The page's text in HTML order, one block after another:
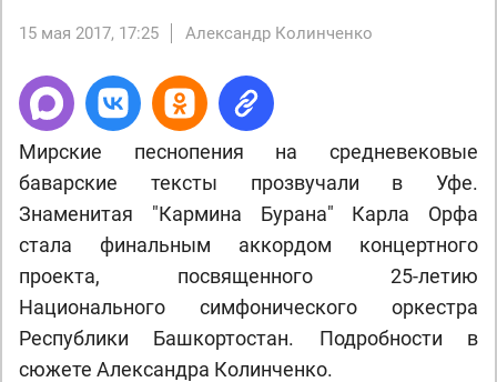
15 мая 2017, 17:25 Александр Колинченко
Мирские песнопения на средневековые
баварские тексты прозвучали в Уфе.
Знаменитая "Кармина Бурана" Карла Орфа
стала финальным аккордом концертного
проекта, посвященного 25-летию
Национального симфонического оркестра
Республики Башкортостан. Подробности в
сюжете Александра Колинченко.